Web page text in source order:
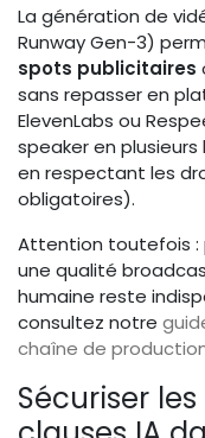
La génération de
Runway Gen-3)
spots publicitaires
sans repasser en
ElevenLabs ou
speaker en
en respectant les
obligatoires).
Attention toutefois :
une qualité
humaine reste
consultez notre
chaîne de
Sécuriser